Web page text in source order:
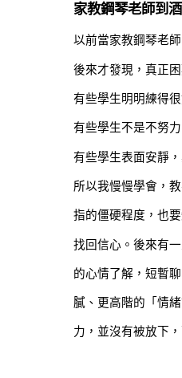
家教鋼琴老師到
以前當家教鋼琴老
後來才發現，真正
有些學生明明練得
有些學生不是不努
有些學生表面安靜
所以我慢慢學會，
指的僵硬程度，也
找回信心。後來有
的心情了解，短暫
膩、更高階的「情
力，並沒有被放下